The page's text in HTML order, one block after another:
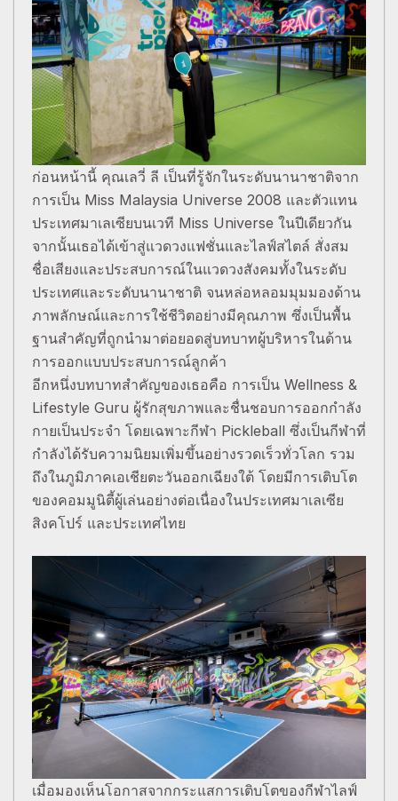
ก่อนหน้านี้ คุณเลวี่ ลี เป็นที่รู้จักในระดับนานาชาติจาก
การเป็น Miss Malaysia Universe 2008 และตัวแทน
ประเทศมาเลเซียบนเวที Miss Universe ในปีเดียวกัน
จากนั้นเธอได้เข้าสู่แวดวงแฟชั่นและไลฟ์สไตล์ สั่งสม
ชื่อเสียงและประสบการณ์ในแวดวงสังคมทั้งในระดับ
ประเทศและระดับนานาชาติ จนหล่อหลอมมุมมองด้าน
ภาพลักษณ์และการใช้ชีวิตอย่างมีคุณภาพ ซึ่งเป็นพื้น
ฐานสำคัญที่ถูกนำมาต่อยอดสู่บทบาทผู้บริหารในด้าน
การออกแบบประสบการณ์ลูกค้า
อีกหนึ่งบทบาทสำคัญของเธอคือ การเป็น Wellness &
Lifestyle Guru ผู้รักสุขภาพและชื่นชอบการออกกำลัง
กายเป็นประจำ โดยเฉพาะกีฬา Pickleball ซึ่งเป็นกีฬาที่
กำลังได้รับความนิยมเพิ่มขึ้นอย่างรวดเร็วทั่วโลก รวม
ถึงในภูมิภาคเอเชียตะวันออกเฉียงใต้ โดยมีการเติบโต
ของคอมมูนิตี้ผู้เล่นอย่างต่อเนื่องในประเทศมาเลเซีย
สิงคโปร์ และประเทศไทย
เมื่อมองเห็นโอกาสจากกระแสการเติบโตของกีฬาไลฟ์